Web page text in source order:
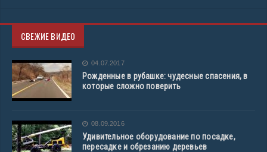
СВЕЖИЕ ВИДЕО
04.07.2017
Рожденные в рубашке: чудесные спасения, в
которые сложно поверить
08.09.2016
Удивительное оборудование по посадке,
пересадке и обрезанию деревьев